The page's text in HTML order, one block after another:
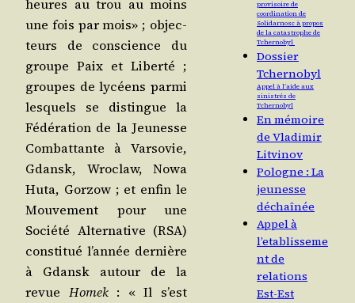
heures au trou au moins
une fois par mois» ; objec­
teurs de conscience du
groupe Paix et Liber­té ;
groupes de lycéens par­mi
les­quels se dis­tingue la
Fédé­ra­tion de la Jeu­nesse
Com­bat­tante à Var­so­vie,
Gdansk, Wro­claw, Nowa
Huta, Gor­zow ; et enfin le
Mou­ve­ment pour une
Socié­té Alter­na­tive (RSA)
consti­tué l’an­née der­nière
à Gdansk autour de la
revue Homek: « Il s’est
provisoire de
coordination de
Solidarnosc à propos
de la catastrophe de
Tchernobyl
Dossier
Tchernobyl
Appel à l’aide aux
sinistrés de
Tchernobyl
En mémoire
de Vladimir
Litvinov
Pologne : La
jeunesse
déchaînée
Appel à
l’etablisseme
nt de
relations
Est-Est